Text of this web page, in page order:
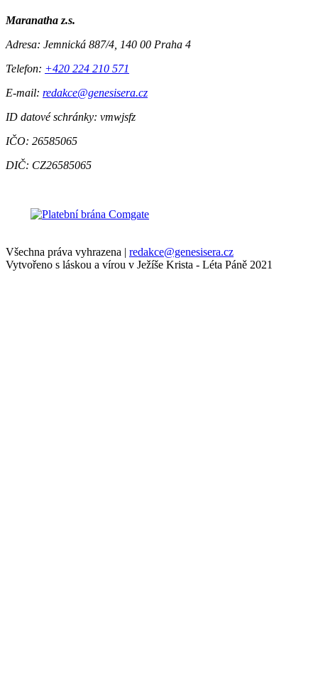
Maranatha z.s.
Adresa: Jemnická 887/4, 140 00 Praha 4
Telefon: +420 224 210 571
E-mail: redakce@genesisera.cz
ID datové schránky: vmwjsfz
IČO: 26585065
DIČ: CZ26585065
Všechna práva vyhrazena | redakce@genesisera.cz
Vytvořeno s láskou a vírou v Ježíše Krista - Léta Páně 2021